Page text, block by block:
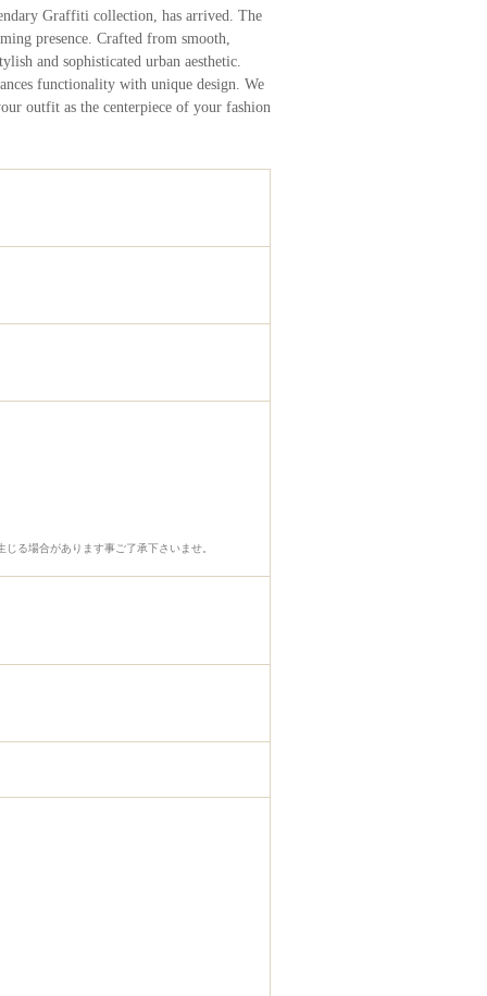
Graffiti collection, has arrived. The
presence. Crafted from smooth,
and sophisticated urban aesthetic.
functionality with unique design. We
outfit as the centerpiece of your fashion
る場合があります事ご了承下さいませ。